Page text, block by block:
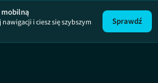
nawigacji i ciesz się szybszym
Sprawdź